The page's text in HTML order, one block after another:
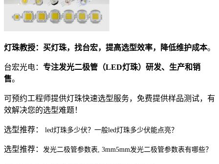
灯珠教授： 买灯珠，找台宏，提高选型效率，降低维护成本。
台宏光电： 专注发光二极管（LED灯珠）研发、生产和销
售。
可预约工程师提供灯珠快速选型服务，免费提供样品测试，有
效解决您的选型难题！
选型推荐： led灯珠多少伏？一般led灯珠多少伏能点亮？
选型推荐： 发光二极管参数表, 3mm5mm发光二极管参数表有哪些？